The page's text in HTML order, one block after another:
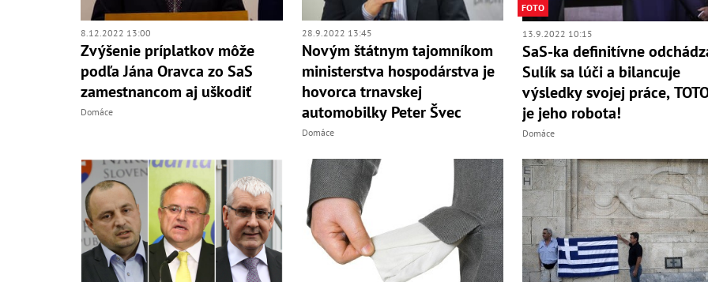
8.12.2022 13:00
Zvýšenie príplatkov môže
podľa Jána Oravca zo SaS
zamestnancom aj uškodiť
Domáce
28.9.2022 13:45
Novým štátnym tajomníkom
ministerstva hospodárstva je
hovorca trnavskej
automobilky Peter Švec
Domáce
FOTO
13.9.2022 10:15
SaS-ka definitívne
Sulík sa lúči a bilancuje
výsledky svojej práce,
je jeho robota!
Domáce